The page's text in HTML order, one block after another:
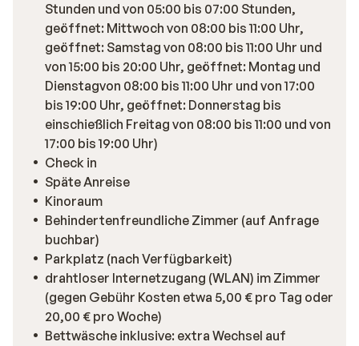
Stunden und von 05:00 bis 07:00 Stunden,
geöffnet: Mittwoch von 08:00 bis 11:00 Uhr,
geöffnet: Samstag von 08:00 bis 11:00 Uhr und
von 15:00 bis 20:00 Uhr, geöffnet: Montag und
Dienstagvon 08:00 bis 11:00 Uhr und von 17:00
bis 19:00 Uhr, geöffnet: Donnerstag bis
einschießlich Freitag von 08:00 bis 11:00 und von
17:00 bis 19:00 Uhr)
Check in
Späte Anreise
Kinoraum
Behindertenfreundliche Zimmer (auf Anfrage
buchbar)
Parkplatz (nach Verfügbarkeit)
drahtloser Internetzugang (WLAN) im Zimmer
(gegen Gebühr Kosten etwa 5,00 € pro Tag oder
20,00 € pro Woche)
Bettwäsche inklusive: extra Wechsel auf